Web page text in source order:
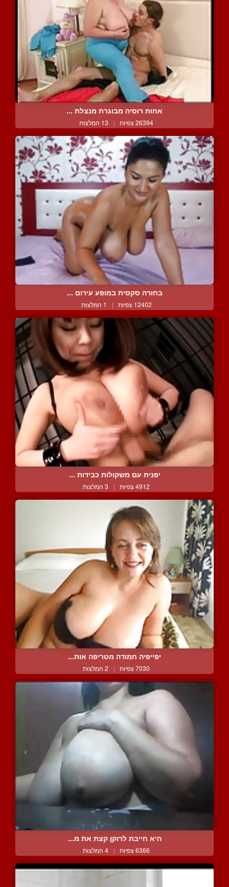
אחות רוסיה מבוגרת מנצלת ...
26394 צפיות | 13 המלצות
בחורה סקסית במופע עירום ...
12402 צפיות | 1 המלצות
יפנית עם משקולות כבידות ...
4912 צפיות | 3 המלצות
יפייפיה חמודה מטריפה אות...
7030 צפיות | 2 המלצות
היא חייבת לרוקן קצת את מ...
6366 צפיות | 4 המלצות